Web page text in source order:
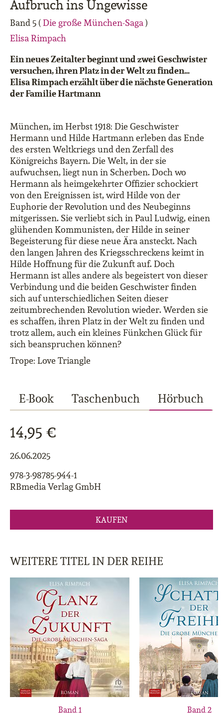
Aufbruch ins Ungewisse
Band 5 (Die große München-Saga)
Elisa Rimpach
Ein neues Zeitalter beginnt und zwei Geschwister
versuchen, ihren Platz in der Welt zu finden…
Elisa Rimpach erzählt über die nächste Generation
der Familie Hartmann
München, im Herbst 1918: Die Geschwister
Hermann und Hilde Hartmann erleben das Ende
des ersten Weltkriegs und den Zerfall des
Königreichs Bayern. Die Welt, in der sie
aufwuchsen, liegt nun in Scherben. Doch wo
Hermann als heimgekehrter Offizier schockiert
von den Ereignissen ist, wird Hilde von der
Euphorie der Revolution und des Neubeginns
mitgerissen. Sie verliebt sich in Paul Ludwig, einen
glühenden Kommunisten, der Hilde in seiner
Begeisterung für diese neue Ära ansteckt. Nach
den langen Jahren des Kriegsschreckens keimt in
Hilde Hoffnung für die Zukunft auf. Doch
Hermann ist alles andere als begeistert von dieser
Verbindung und die beiden Geschwister finden
sich auf unterschiedlichen Seiten dieser
zeitumbrechenden Revolution wieder. Werden sie
es schaffen, ihren Platz in der Welt zu finden und
trotz allem, auch ein kleines Fünkchen Glück für
sich beanspruchen können?
Trope: Love Triangle
E-Book Taschenbuch Hörbuch
14,95 €
26.06.2025
978-3-98785-944-1
RBmedia Verlag GmbH
KAUFEN
WEITERE TITEL IN DER REIHE
Band 1 Band 2